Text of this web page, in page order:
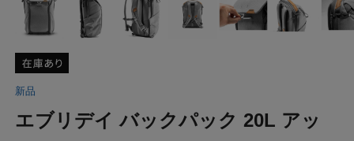
新品
エブリデイ バックパック 20L アッ